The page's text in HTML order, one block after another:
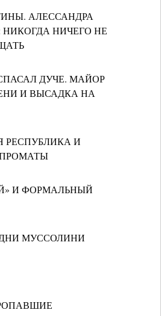
АЛЕССАНДРА
НИЧЕГО НЕ
ДУЧЕ. МАЙОР
И ВЫСАДКА НА
РЕСПУБЛИКА И
И ФОРМАЛЬНЫЙ
МУССОЛИНИ